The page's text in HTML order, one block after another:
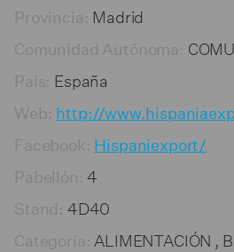
Provincia: Madrid
Comunidad Autónoma:
País: España
Web: http://
Facebook: Hispaniexport/
Pabellón: 4
Stand: 4D40
Categoría: ALIMENTACIÓN ,